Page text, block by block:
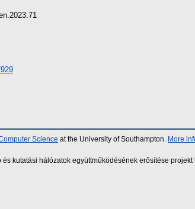
Science at the University of Southampton.
More
kutatási hálózatok együttműködésének erősítése projekt